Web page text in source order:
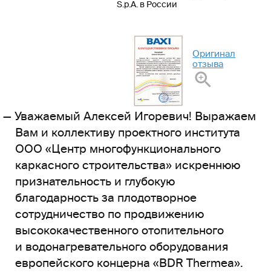
S.p.A. в России
Оригинал
отзыва
Уважаемый Алексей Игоревич! Выражаем
Вам и коллективу проектного института
ООО «Центр многофункционального
каркасного строительства» искреннюю
признательность и глубокую
благодарность за плодотворное
сотрудничество по продвижению
высококачественного отопительного
и водонагревательного оборудования
европейского концерна «BDR Thermea».